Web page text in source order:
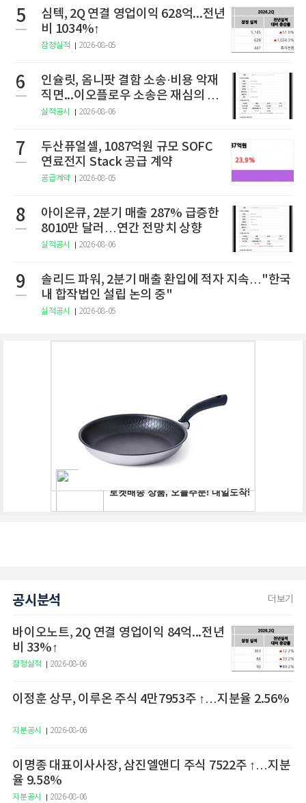
5
심텍, 2Q 연결 영업이익 628억...전년
비 1034%↑
잠정실적 2026-08-05
6
인슐릿, 옴니팟 결함 소송·비용 악재
직면...이오플로우 소송은 재심의 청
구
실적공시 2026-08-06
7
두산퓨얼셀, 1087억원 규모 SOFC
연료전지 Stack 공급 계약
공급계약 2026-08-05
8
아이온큐, 2분기 매출 287% 급증한
8010만 달러…연간 전망치 상향
실적공시 2026-08-06
9
솔리드 파워, 2분기 매출 환입에 적자 지속…"한국
내 합작법인 설립 논의 중"
실적공시 2026-08-05
공시분석 더보기
바이오노트, 2Q 연결 영업이익 84억...전년
비 33%↑
잠정실적 2026-08-06
이정훈 상무, 이루온 주식 4만7953주 ↑…지분율 2.56%
지분공시 2026-08-06
이명종 대표이사사장, 삼진엘앤디 주식 7522주 ↑…지분
율 9.58%
지분공시 2026-08-06